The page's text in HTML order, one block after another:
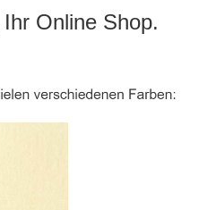
Online Shop.